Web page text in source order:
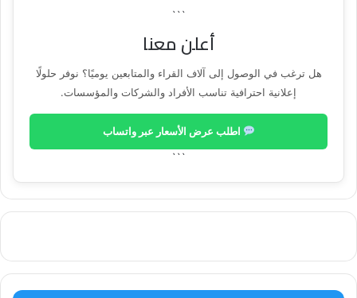
```
أعلن معنا
هل ترغب في الوصول إلى آلاف القراء والمتابعين يوميًا؟ نوفر حلولًا
إعلانية احترافية تناسب الأفراد والشركات والمؤسسات.
اطلب عرض الأسعار عبر واتساب
```